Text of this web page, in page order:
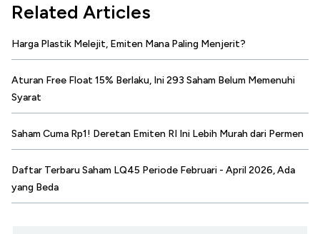
Related Articles
Harga Plastik Melejit, Emiten Mana Paling Menjerit?
Aturan Free Float 15% Berlaku, Ini 293 Saham Belum Memenuhi
Syarat
Saham Cuma Rp1! Deretan Emiten RI Ini Lebih Murah dari Permen
Daftar Terbaru Saham LQ45 Periode Februari - April 2026, Ada
yang Beda